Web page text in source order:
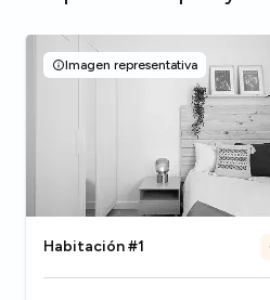
Imagen representativa
Habitación #1